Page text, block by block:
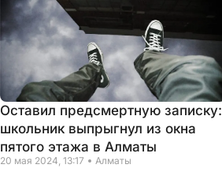
Оставил предсмертную записку:
школьник выпрыгнул из окна
пятого этажа в Алматы
20 мая 2024, 13:17 Алматы